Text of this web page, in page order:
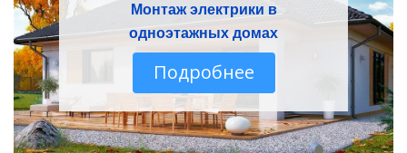
Монтаж электрики в
одноэтажных домах
Подробнее